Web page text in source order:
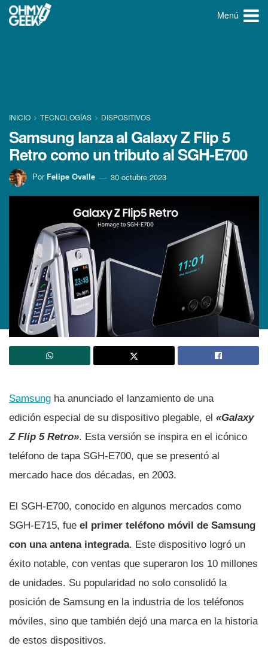
Menú
INICIO TECNOLOGÍ­AS DISPOSITIVOS
Samsung lanza al Galaxy Z Flip 5
Retro como un tributo al SGH-E700
Por Felipe Ovalle 30 octubre 2023
Samsung ha anunciado el lanzamiento de una
edición especial de su dispositivo plegable, el «Galaxy
Z Flip 5 Retro». Esta versión se inspira en el icónico
teléfono de tapa SGH-E700, que se presentó al
mercado hace dos décadas, en 2003.
El SGH-E700, conocido en algunos mercados como
SGH-E715, fue el primer teléfono móvil de Samsung
con una antena integrada. Este dispositivo logró un
éxito notable, con ventas que superaron los 10 millones
de unidades. Su popularidad no solo consolidó la
posición de Samsung en la industria de los teléfonos
móviles, sino que también dejó una marca en la historia
de estos dispositivos.